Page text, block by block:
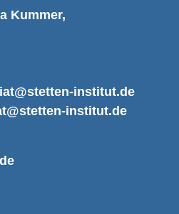
Kummer,
institut.de
institut.de